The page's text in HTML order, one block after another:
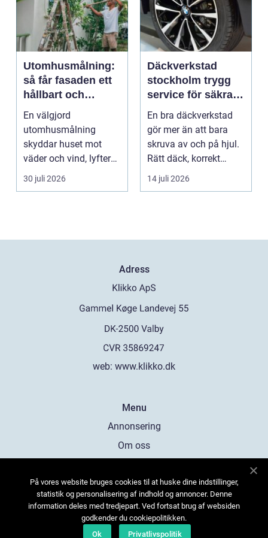
Utomhusmålning:
så får fasaden ett
hållbart och
vackert resultat
En välgjord
utomhusmålning
skyddar huset mot
väder och vind, lyfter
helhetsintrycket...
30 juli 2026
Däckverkstad
stockholm trygg
service för säkra
mil året runt
En bra däckverkstad
gör mer än att bara
skruva av och på hjul.
Rätt däck, korrekt
montering och rege...
14 juli 2026
Adress
web: www.klikko.dk
Menu
Annonsering
Om oss
Kontakta oss
Sitemap
På vores website bruges cookies til at huske dine indstillinger,
statistik og personalisering af indhold og annoncer. Denne
information deles med tredjepart. Ved fortsat brug af websiden
godkender du cookiepolitikken.
Ok
Privatlivspolitik